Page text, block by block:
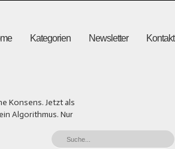
Kategorien Newsletter Kontakt
Konsens. Jetzt als
Algorithmus. Nur